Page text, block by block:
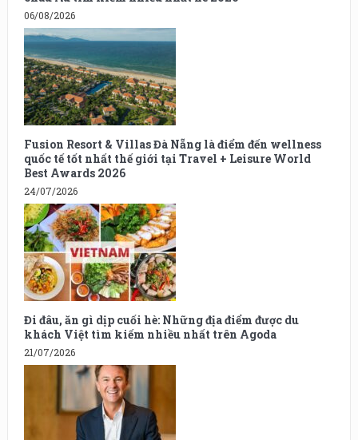
06/08/2026
Fusion Resort & Villas Đà Nẵng là điểm đến wellness
quốc tế tốt nhất thế giới tại Travel + Leisure World
Best Awards 2026
24/07/2026
Đi đâu, ăn gì dịp cuối hè: Những địa điểm được du
khách Việt tìm kiếm nhiều nhất trên Agoda
21/07/2026